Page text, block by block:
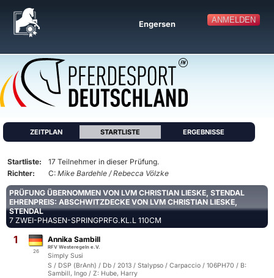
ANMELDEN
Engersen
ZEITPLAN STARTLISTE ERGEBNISSE
Startliste:
17 Teilnehmer in dieser Prüfung.
Richter:
C: Mike Bardehle / Rebecca Völzke
PRÜFUNG ÜBERNOMMEN VON LVM CHRISTIAN LIESKE, STENDAL
EHRENPREIS: ABSCHWITZDECKE VON LVM CHRISTIAN LIESKE,
STENDAL
7 ZWEI-PHASEN-SPRINGPRFG.KL.L 110CM
1
26
Annika Sambill
RFV Westeregeln e.V.
Simply Susi
S / DSP (BrAnh) / Db / 2013 / Stalypso / Carpaccio / 106PH70 / B:
Sambill, Ingo / Z: Hube, Harry